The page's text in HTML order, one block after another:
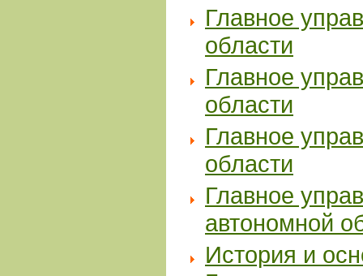
Главное
области
Главное
области
Главное
области
Главное
автономной
История и